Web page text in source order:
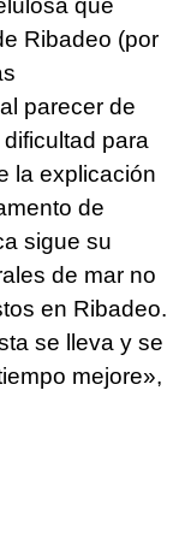
que
Ribadeo (por
parecer de
para
la explicación
de
sigue su
de mar no
en Ribadeo.
se lleva y se
mejore»,